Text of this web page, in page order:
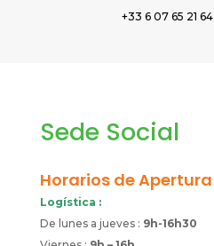
+33 6 07 65 21 64
Sede Social
Horarios de Apertura
Logística :
De lunes a jueves : 9h-16h30